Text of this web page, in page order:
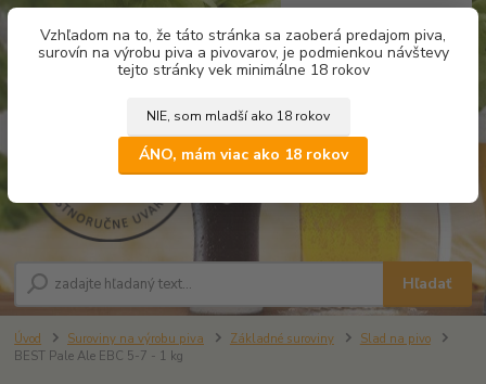
Vzhľadom na to, že táto stránka sa zaoberá predajom piva,
surovín na výrobu piva a pivovarov, je podmienkou návštevy
tejto stránky vek minimálne 18 rokov
NIE, som mladší ako 18 rokov
ÁNO, mám viac ako 18 rokov
Hľadať
za0,00 €
Úvod Suroviny na výrobu piva Základné suroviny
Slad na pivo
BEST Pale Ale EBC 5-7 - 1 kg